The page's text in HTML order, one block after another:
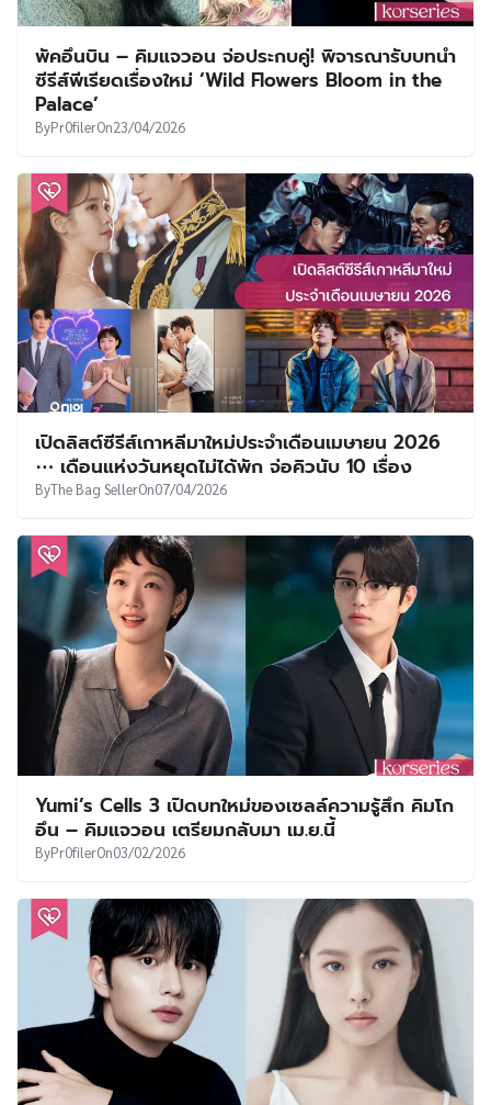
พัคอึนบิน – คิมแจวอน จ่อประกบคู่! พิจารณารับบทนำ
ซีรีส์พีเรียดเรื่องใหม่ ‘Wild Flowers Bloom in the
Palace’
ByPr0filerOn23/04/2026
เปิดลิสต์ซีรีส์เกาหลีมาใหม่ประจำเดือนเมษายน 2026
⋯ เดือนแห่งวันหยุดไม่ได้พัก จ่อคิวนับ 10 เรื่อง
ByThe Bag SellerOn07/04/2026
Yumi’s Cells 3 เปิดบทใหม่ของเซลล์ความรู้สึก คิมโก
อึน – คิมแจวอน เตรียมกลับมา เม.ย.นี้
ByPr0filerOn03/02/2026